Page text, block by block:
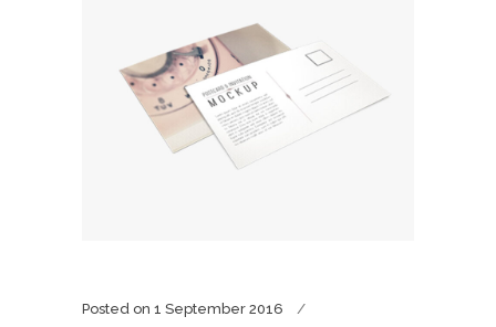
Posted on 1 September 2016